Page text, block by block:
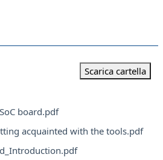
Scarica cartella
board.pdf
acquainted with the tools.pdf